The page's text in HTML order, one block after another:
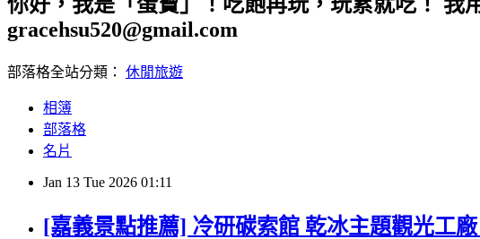
gracehsu520@gmail.com
部落格全站分類： 休閒旅遊
相簿
部落格
名片
Jan 13 Tue 2026 01:11
[嘉義景點推薦] 冷研碳索館 乾冰主題觀光工